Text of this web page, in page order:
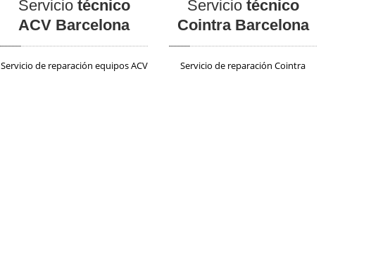
Serviciotécnico
ACV Barcelona
Servicio de reparación equipos ACV
Serviciotécnico
Cointra Barcelona
Servicio de reparación Cointra